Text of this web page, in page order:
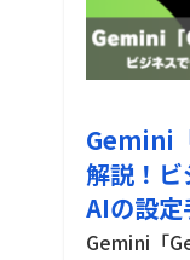
Gemini
解説！
AIの設定
Gemini「